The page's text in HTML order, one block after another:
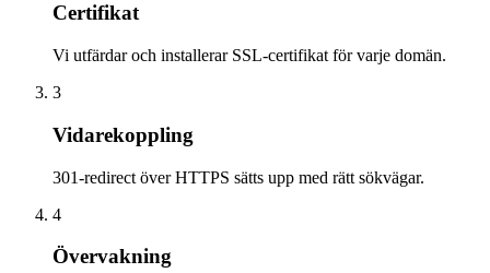
Certifikat
Vi utfärdar och installerar SSL-certifikat för varje domän.
3
Vidarekoppling
301-redirect över HTTPS sätts upp med rätt sökvägar.
4
Övervakning